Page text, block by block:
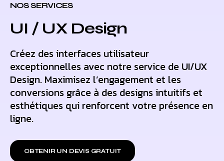
NOS SERVICES
UI / UX Design
Créez des interfaces utilisateur
exceptionnelles avec notre service de UI/UX
Design. Maximisez l’engagement et les
conversions grâce à des designs intuitifs et
esthétiques qui renforcent votre présence en
ligne.
OBTENIR UN DEVIS GRATUIT